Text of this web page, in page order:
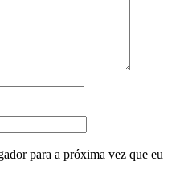
para a próxima vez que eu